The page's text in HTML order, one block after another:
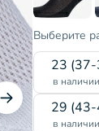
Выберите
23
в
29
в